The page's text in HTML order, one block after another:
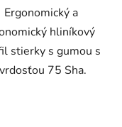
Ergonomický a
hliníkový
stierky s gumou s
75 Sha.